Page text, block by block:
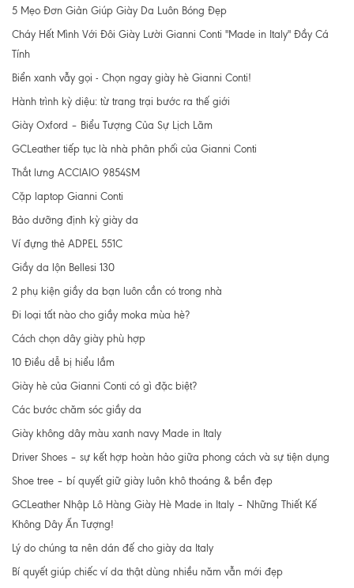
5 Mẹo Đơn Giản Giúp Giày Da Luôn Bóng Đẹp
Cháy Hết Mình Với Đôi Giày Lười Gianni Conti "Made in Italy" Đầy Cá
Tính
Biển xanh vẫy gọi - Chọn ngay giày hè Gianni Conti!
Hành trình kỳ diệu: từ trang trại bước ra thế giới
Giày Oxford – Biểu Tượng Của Sự Lịch Lãm
GCLeather tiếp tục là nhà phân phối của Gianni Conti
Thắt lưng ACCIAIO 9854SM
Cặp laptop Gianni Conti
Bảo dưỡng định kỳ giày da
Ví đựng thẻ ADPEL 551C
Giầy da lộn Bellesi 130
2 phụ kiện giầy da bạn luôn cần có trong nhà
Đi loại tất nào cho giầy moka mùa hè?
Cách chọn dây giày phù hợp
10 Điều dễ bị hiểu lầm
Giày hè của Gianni Conti có gì đặc biệt?
Các bước chăm sóc giầy da
Giày không dây màu xanh navy Made in Italy
Driver Shoes – sự kết hợp hoàn hảo giữa phong cách và sự tiện dụng
Shoe tree – bí quyết giữ giày luôn khô thoáng & bền đẹp
GCLeather Nhập Lô Hàng Giày Hè Made in Italy – Những Thiết Kế
Không Dây Ấn Tượng!
Lý do chúng ta nên dán đế cho giày da Italy
Bí quyết giúp chiếc ví da thật dùng nhiều năm vẫn mới đẹp